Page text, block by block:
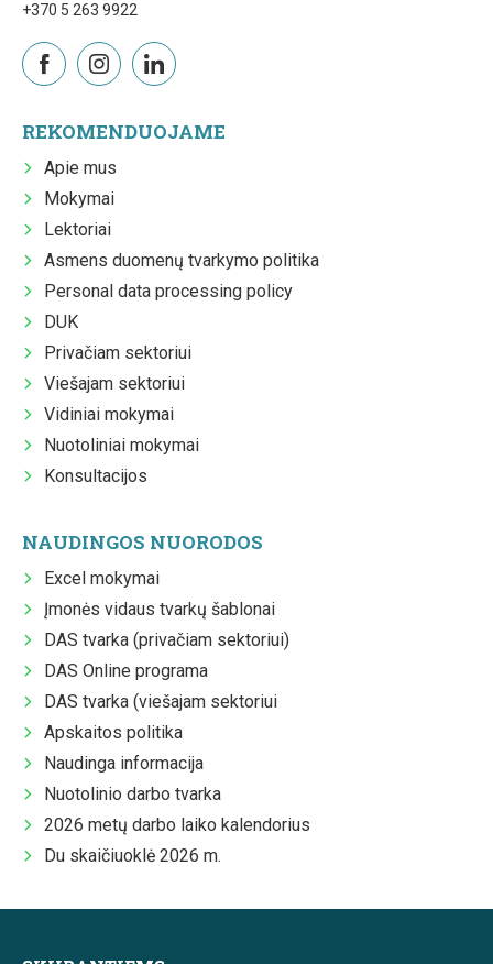
+370 5 263 9922
REKOMENDUOJAME
Apie mus
Mokymai
Lektoriai
Asmens duomenų tvarkymo politika
Personal data processing policy
DUK
Privačiam sektoriui
Viešajam sektoriui
Vidiniai mokymai
Nuotoliniai mokymai
Konsultacijos
NAUDINGOS NUORODOS
Excel mokymai
Įmonės vidaus tvarkų šablonai
DAS tvarka (privačiam sektoriui)
DAS Online programa
DAS tvarka (viešajam sektoriui
Apskaitos politika
Naudinga informacija
Nuotolinio darbo tvarka
2026 metų darbo laiko kalendorius
Du skaičiuoklė 2026 m.